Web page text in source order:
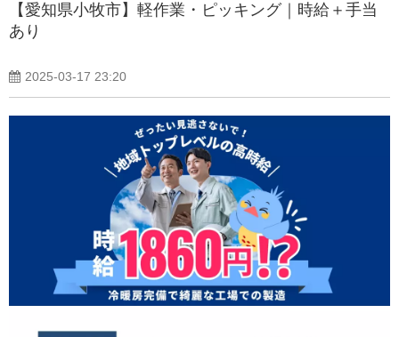
【愛知県小牧市】軽作業・ピッキング｜時給＋手当
あり
2025-03-17 23:20